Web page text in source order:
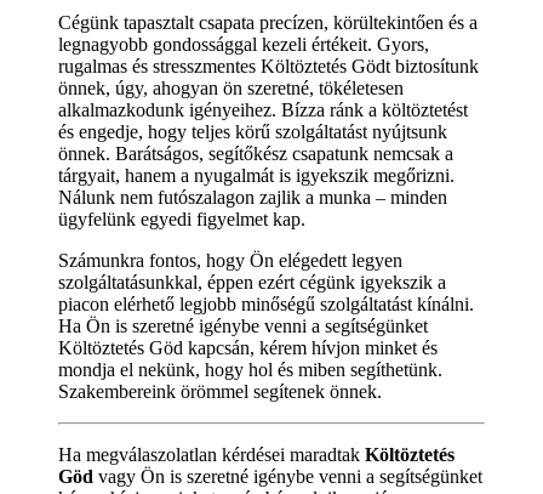
Cégünk tapasztalt csapata precízen, körültekintően és a
legnagyobb gondossággal kezeli értékeit. Gyors,
rugalmas és stresszmentes Költöztetés Gödt biztosítunk
önnek, úgy, ahogyan ön szeretné, tökéletesen
alkalmazkodunk igényeihez. Bízza ránk a költöztetést
és engedje, hogy teljes körű szolgáltatást nyújtsunk
önnek. Barátságos, segítőkész csapatunk nemcsak a
tárgyait, hanem a nyugalmát is igyekszik megőrizni.
Nálunk nem futószalagon zajlik a munka – minden
ügyfelünk egyedi figyelmet kap.
Számunkra fontos, hogy Ön elégedett legyen
szolgáltatásunkkal, éppen ezért cégünk igyekszik a
piacon elérhető legjobb minőségű szolgáltatást kínálni.
Ha Ön is szeretné igénybe venni a segítségünket
Költöztetés Göd kapcsán, kérem hívjon minket és
mondja el nekünk, hogy hol és miben segíthetünk.
Szakembereink örömmel segítenek önnek.
Ha megválaszolatlan kérdései maradtak Költöztetés
Göd vagy Ön is szeretné igénybe venni a segítségünket